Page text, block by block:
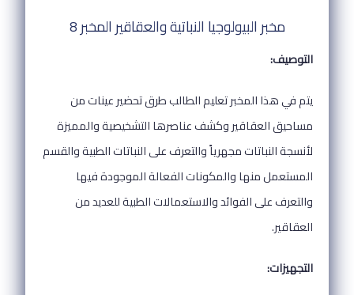
مخبر البيولوجيا النباتية والعقاقير المخبر 8
التوصيف:
يتم في هذا المخبر تعليم الطالب طرق تحضير عينات من
مساحيق العقاقير وكشف عناصرها التشخيصية والمميزة
لأنسجة النباتات مجهرياً والتعرف على النباتات الطبية والقسم
المستعمل منها والمكونات الفعالة الموجودة فيها
والتعرف على الفوائد والاستعمالات الطبية للعديد من
العقاقير.
التجهيزات: